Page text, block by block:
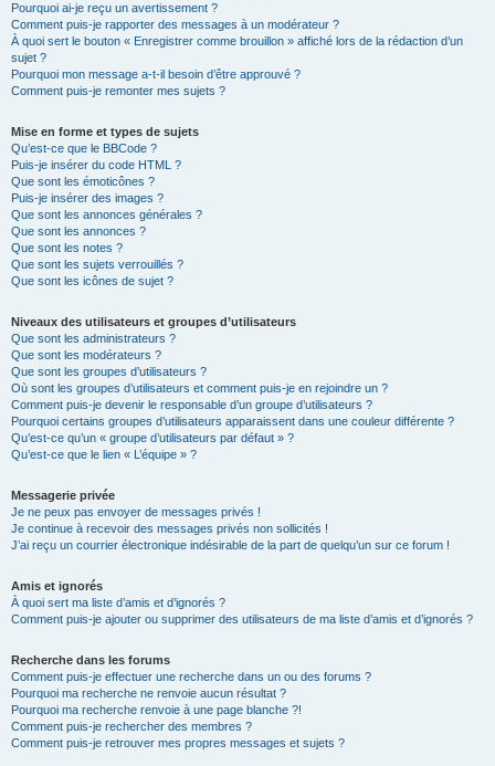
Pourquoi ai-je reçu un avertissement ?
Comment puis-je rapporter des messages à un modérateur ?
À quoi sert le bouton « Enregistrer comme brouillon » affiché lors de la rédaction d’un
sujet ?
Pourquoi mon message a-t-il besoin d’être approuvé ?
Comment puis-je remonter mes sujets ?
Mise en forme et types de sujets
Qu’est-ce que le BBCode ?
Puis-je insérer du code HTML ?
Que sont les émoticônes ?
Puis-je insérer des images ?
Que sont les annonces générales ?
Que sont les annonces ?
Que sont les notes ?
Que sont les sujets verrouillés ?
Que sont les icônes de sujet ?
Niveaux des utilisateurs et groupes d’utilisateurs
Que sont les administrateurs ?
Que sont les modérateurs ?
Que sont les groupes d’utilisateurs ?
Où sont les groupes d’utilisateurs et comment puis-je en rejoindre un ?
Comment puis-je devenir le responsable d’un groupe d’utilisateurs ?
Pourquoi certains groupes d’utilisateurs apparaissent dans une couleur différente ?
Qu’est-ce qu’un « groupe d’utilisateurs par défaut » ?
Qu’est-ce que le lien « L’équipe » ?
Messagerie privée
Je ne peux pas envoyer de messages privés !
Je continue à recevoir des messages privés non sollicités !
J’ai reçu un courrier électronique indésirable de la part de quelqu’un sur ce forum !
Amis et ignorés
À quoi sert ma liste d’amis et d’ignorés ?
Comment puis-je ajouter ou supprimer des utilisateurs de ma liste d’amis et d’ignorés ?
Recherche dans les forums
Comment puis-je effectuer une recherche dans un ou des forums ?
Pourquoi ma recherche ne renvoie aucun résultat ?
Pourquoi ma recherche renvoie à une page blanche ?!
Comment puis-je rechercher des membres ?
Comment puis-je retrouver mes propres messages et sujets ?